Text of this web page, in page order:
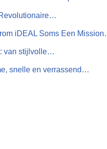
iDEAL Soms Een
van stijlvolle…
snelle en verrassend…